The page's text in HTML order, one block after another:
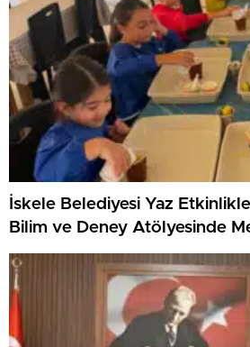
İskele Belediyesi Yaz
Bilim ve Deney Atölyesinde
Öne Çıktı